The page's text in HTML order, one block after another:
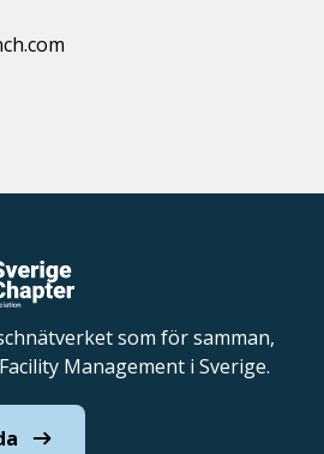
som för samman,
Management i Sverige.